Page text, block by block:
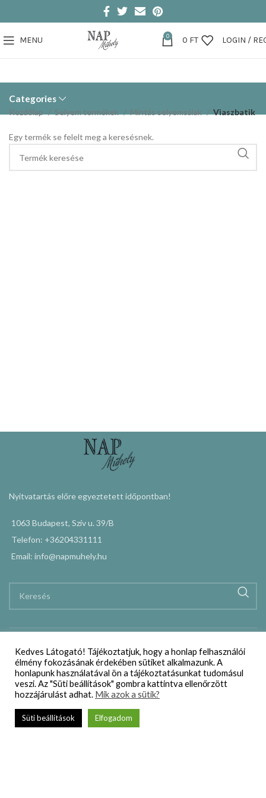
MENU 0 0 FT LOGIN /
Categories
Kezdőlap Selyem termékek Mintás selyemsálak Viaszbatik
Egy termék se felelt meg a keresésnek.
Nyitvatartás előre egyeztetett időpontban!
1063 Budapest, Szív u. 39/B
Telefon: +36204331111
Email: info@napmuhely.hu
Webáruház
Kedves Látogató! Tájékoztatjuk, hogy a honlap felhasználói
élmény fokozásának érdekében sütiket alkalmazunk. A
honlapunk használatával ön a tájékoztatásunkat tudomásul
veszi. Az "Süti beállítások" gombra kattintva ellenőrzött
hozzájárulást adhat. Mik azok a sütik?
Süti beállítások Elfogadom